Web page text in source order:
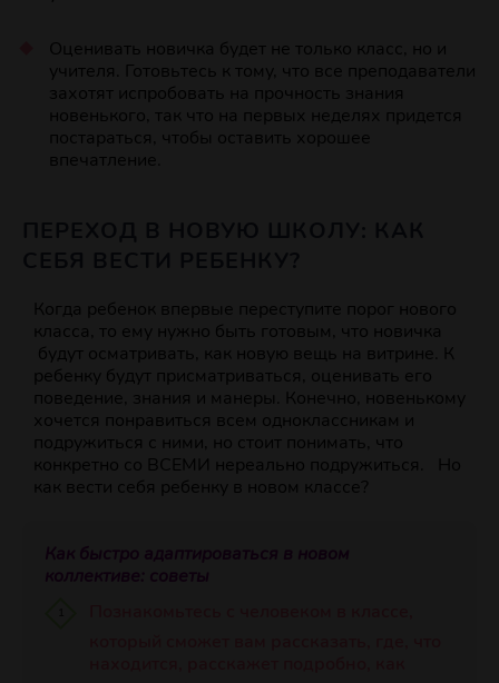
Оценивать новичка будет не только класс, но и
учителя. Готовьтесь к тому, что все преподаватели
захотят испробовать на прочность знания
новенького, так что на первых неделях придется
постараться, чтобы оставить хорошее
впечатление.
Когда ребенок впервые переступите порог нового
класса, то ему нужно быть готовым, что новичка
будут осматривать, как новую вещь на витрине. К
ребенку будут присматриваться, оценивать его
поведение, знания и манеры. Конечно, новенькому
хочется понравиться всем одноклассникам и
подружиться с ними, но стоит понимать, что
конкретно со ВСЕМИ нереально подружиться. Но
как вести себя ребенку в новом классе?
Как быстро адаптироваться в новом
коллективе: советы